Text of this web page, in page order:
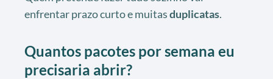
enfrentar prazo curto e muitasduplicatas.
Quantos pacotes por semana eu
precisaria abrir?